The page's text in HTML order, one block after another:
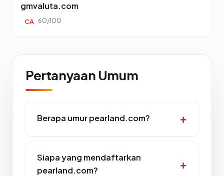
gmvaluta.com
CA 60/100
Pertanyaan Umum
Berapa umur pearland.com?
Siapa yang mendaftarkan
pearland.com?